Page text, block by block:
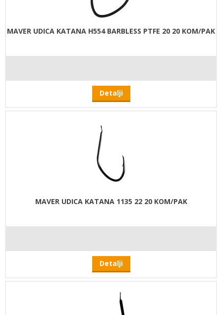
MAVER UDICA KATANA H554 BARBLESS PTFE 20 20 KOM/PAK
Detalji
MAVER UDICA KATANA 1135 22 20 KOM/PAK
Detalji